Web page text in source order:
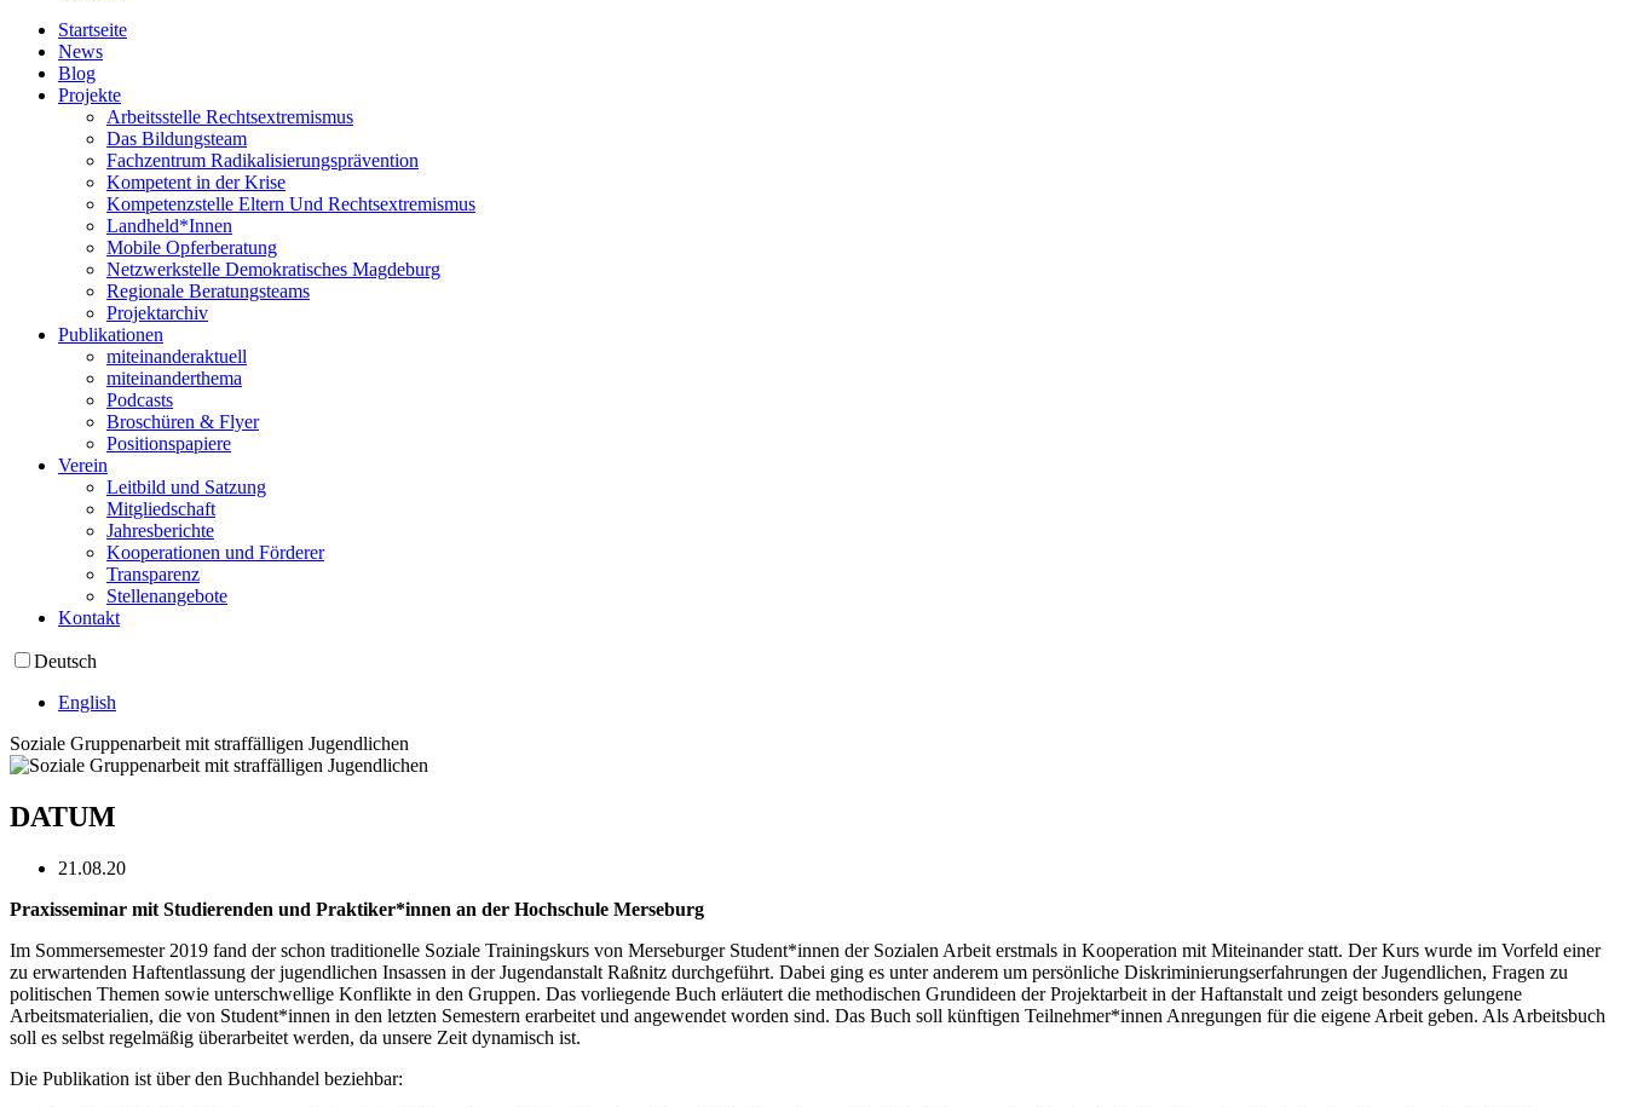
Startseite
News
Blog
Projekte
Arbeitsstelle Rechtsextremismus
Das Bildungsteam
Fachzentrum Radikalisierungsprävention
Kompetent in der Krise
Kompetenzstelle Eltern Und Rechtsextremismus
Landheld*Innen
Mobile Opferberatung
Netzwerkstelle Demokratisches Magdeburg
Regionale Beratungsteams
Projektarchiv
Publikationen
miteinanderaktuell
miteinanderthema
Podcasts
Broschüren & Flyer
Positionspapiere
Verein
Leitbild und Satzung
Mitgliedschaft
Jahresberichte
Kooperationen und Förderer
Transparenz
Stellenangebote
Kontakt
Deutsch
English
Soziale Gruppenarbeit mit straffälligen Jugendlichen
DATUM
21.08.20
Praxisseminar mit Studierenden und Praktiker*innen an der Hochschule Merseburg
Im Sommersemester 2019 fand der schon traditionelle Soziale Trainingskurs von Merseburger Student*innen der Sozialen Arbeit erstmals in Kooperation mit Miteinander statt. Der Kurs wurde im Vorfeld einer
zu erwartenden Haftentlassung der jugendlichen Insassen in der Jugendanstalt Raßnitz durchgeführt. Dabei ging es unter anderem um persönliche Diskriminierungserfahrungen der Jugendlichen, Fragen zu
politischen Themen sowie unterschwellige Konflikte in den Gruppen. Das vorliegende Buch erläutert die methodischen Grundideen der Projektarbeit in der Haftanstalt und zeigt besonders gelungene
Arbeitsmaterialien, die von Student*innen in den letzten Semestern erarbeitet und angewendet worden sind. Das Buch soll künftigen Teilnehmer*innen Anregungen für die eigene Arbeit geben. Als Arbeitsbuch
soll es selbst regelmäßig überarbeitet werden, da unsere Zeit dynamisch ist.
Die Publikation ist über den Buchhandel beziehbar: